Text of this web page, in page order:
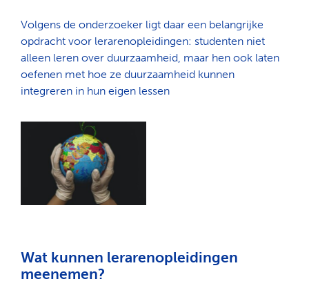
Volgens de onderzoeker ligt daar een belangrijke
opdracht voor lerarenopleidingen: studenten niet
alleen leren over duurzaamheid, maar hen ook laten
oefenen met hoe ze duurzaamheid kunnen
integreren in hun eigen lessen
Wat kunnen lerarenopleidingen
meenemen?